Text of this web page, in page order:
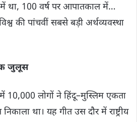
में था, 100 वर्ष पर आपातकाल में…
की पांचवीं सबसे बड़ी अर्थव्यवस्था
जुलूस
10,000 लोगों ने हिंदू–मुस्लिम एकता
था। यह गीत उस दौर में राष्ट्रीय